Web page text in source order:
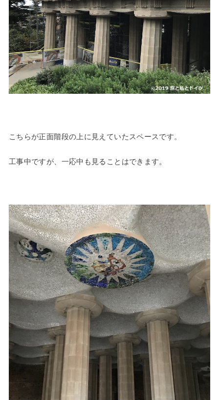
こちらが正面階段の上に見えていたスペースです。
工事中ですが、一応中も見ることはできます。